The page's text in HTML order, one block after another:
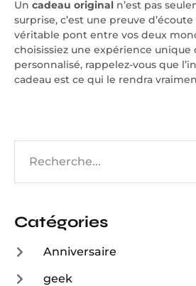
Un cadeau original n’est pas
surprise, c’est une preuve
véritable pont entre vos deux
choisissiez une expérience unique
personnalisé, rappelez-vous que
cadeau est ce qui le rendra
Catégories
Anniversaire
geek